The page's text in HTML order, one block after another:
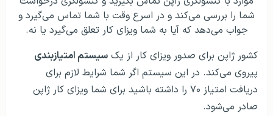
شما را بررسی می‌کند و در اسرع وقت با شما تماس می‌گیرد و
جواب می‌دهد که آیا به شما ویزای کار تعلق می‌گیرد یا نه.
کشور ژاپن برای صدور ویزای کار از یک سیستم امتیاز‌بندی
پیروی می‌کند. در این سیستم اگر شما شرایط لازم برای
دریافت امتیاز ۷۰ را داشته باشید برای شما ویزای کار ژاپن
صادر می‌شود.